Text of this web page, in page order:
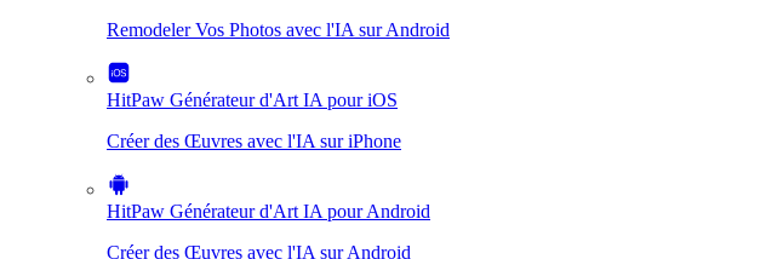
Remodeler Vos Photos avec l'IA sur Android
HitPaw Générateur d'Art IA pour iOS
Créer des Œuvres avec l'IA sur iPhone
HitPaw Générateur d'Art IA pour Android
Créer des Œuvres avec l'IA sur Android